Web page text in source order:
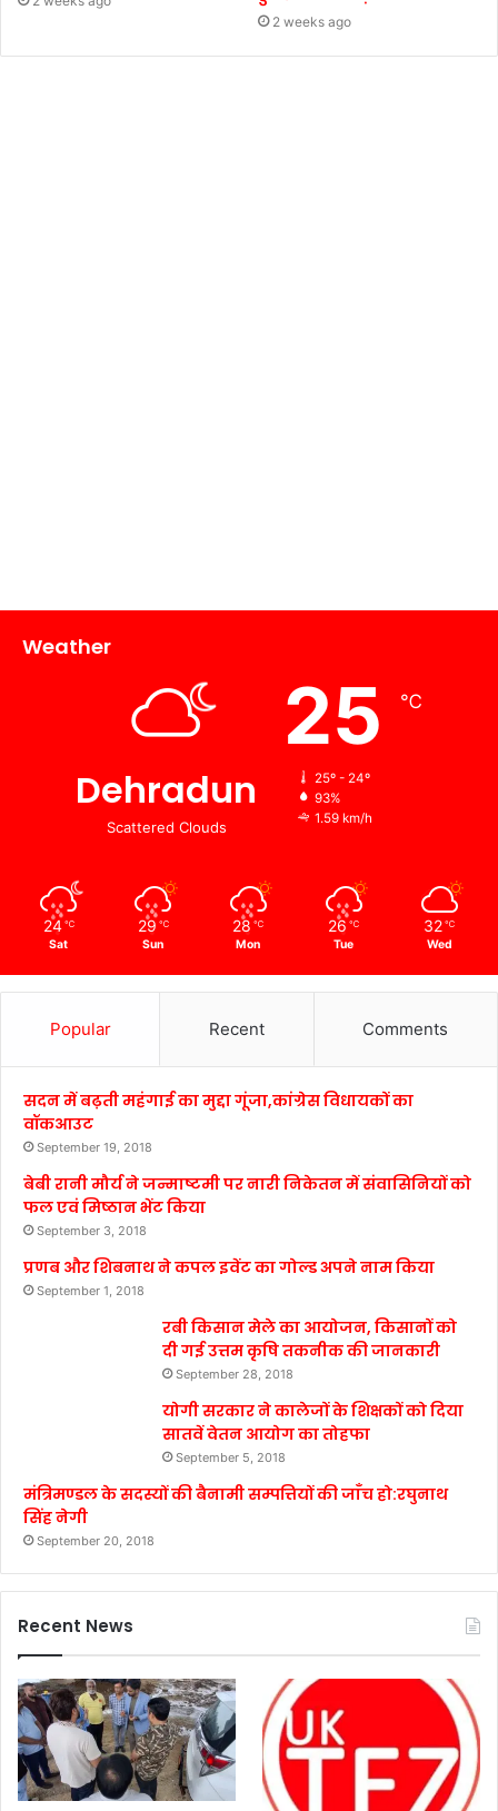
2 weeks ago
Weather
Dehradun
Scattered Clouds
25 ℃
25º - 24º
93%
1.59 km/h
24 ℃
Sat
29 ℃
Sun
28 ℃
Mon
26 ℃
Tue
32 ℃
Wed
Popular Recent Comments
सदन में बढ़ती महंगाई का मुद्दा गूंजा,कांग्रेस विधायकों का
वॉकआउट
September 19, 2018
बेबी रानी मौर्य ने जन्माष्टमी पर नारी निकेतन में संवासिनियों को
फल एवं मिष्ठान भेंट किया
September 3, 2018
प्रणब और शिबनाथ ने कपल इवेंट का गोल्ड अपने नाम किया
September 1, 2018
रबी किसान मेले का आयोजन, किसानों को
दी गई उत्तम कृषि तकनीक की जानकारी
September 28, 2018
योगी सरकार ने कालेजों के शिक्षकों को दिया
सातवें वेतन आयोग का तोहफा
September 5, 2018
मंत्रिमण्डल के सदस्यों की बैनामी सम्पत्तियों की जाँच हो:रघुनाथ
सिंह नेगी
September 20, 2018
Recent News